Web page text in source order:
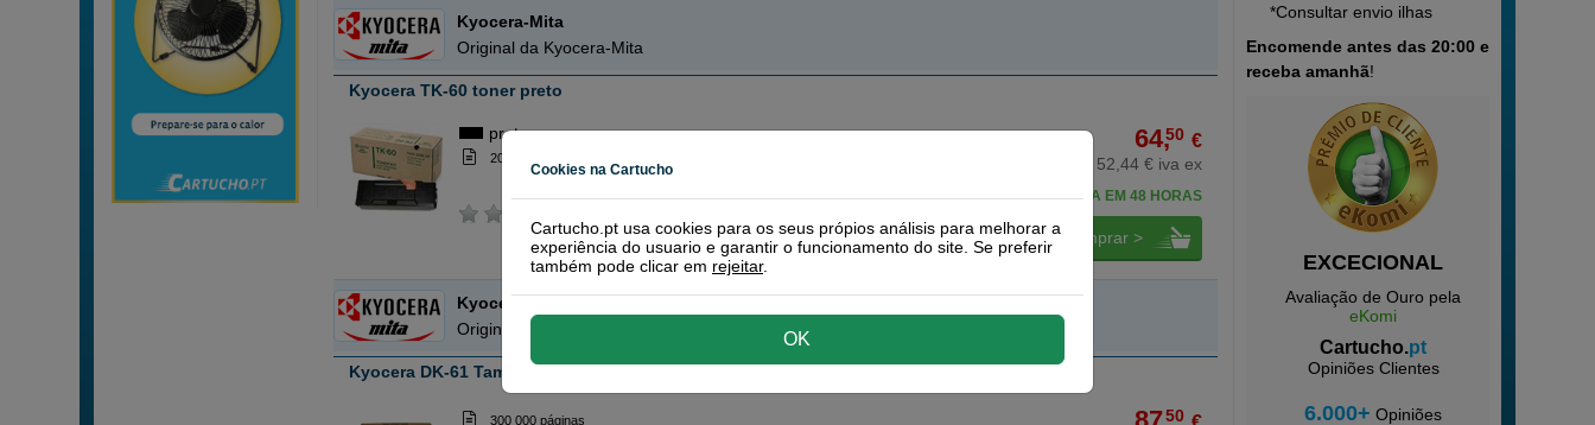
*Consultarenvio ilhas
Encomende antes das 20:00 e
receba amanhã!
EXCECIONAL
Avaliação de Ouro pela
eKomi
Cartucho.pt
Opiniões Clientes
6.000+ Opiniões
Kyocera-Mita
Original da Kyocera-Mita
Kyocera TK-60 toner preto
preto
20 000 páginas
64,50 €
52,44 € iva ex
RECEBA EM 48 HORAS
comprar >
Kyocera-Mita
Original da Kyocera-Mita
Kyocera DK-61 Tambor (2BS93010)
300 000 páginas 50
Cookies na Cartucho
Cartucho.pt usa cookies para os seus própios análisis para melhorar a
experiência do usuario e garantir o funcionamento do site. Se preferir
também pode clicar em rejeitar.
OK